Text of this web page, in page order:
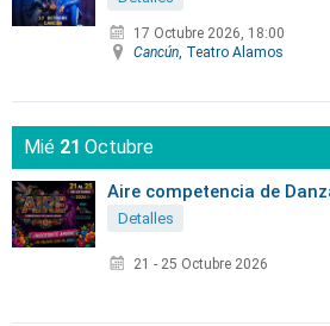
17 Octubre 2026, 18:00
Cancún , Teatro Alamos
Mié 21 Octubre
Aire competencia de
Detalles
21 - 25 Octubre 2026